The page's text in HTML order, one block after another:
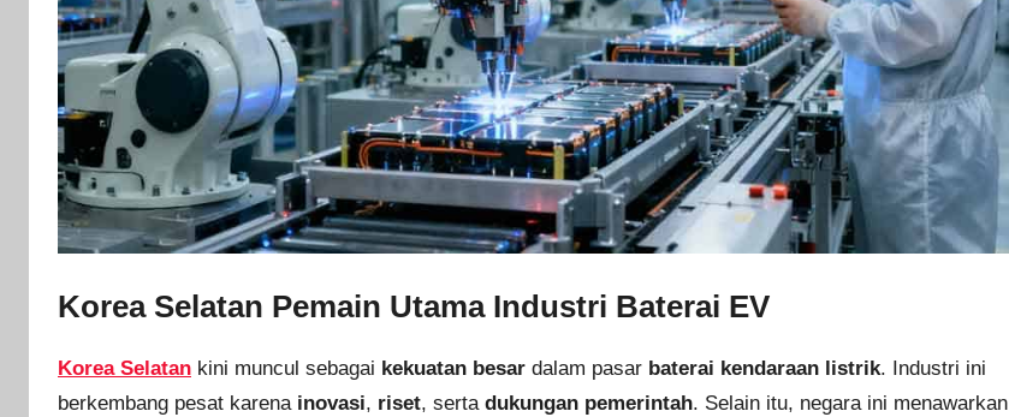
Korea Selatan Pemain Utama Industri Baterai EV
Korea Selatan kini muncul sebagai kekuatan besar dalam pasar baterai kendaraan listrik. Industri ini
berkembang pesat karena inovasi, riset, serta dukungan pemerintah. Selain itu, negara ini menawarkan